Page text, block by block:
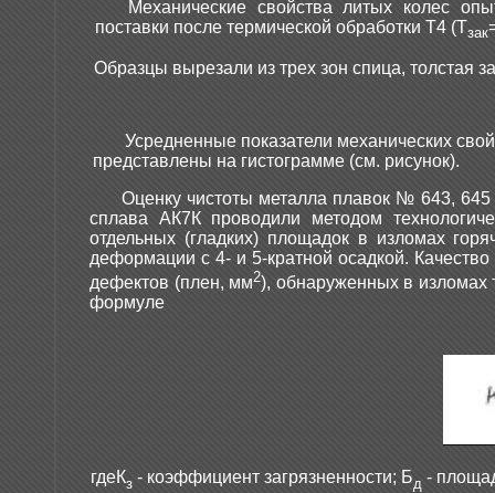
Механические свойства литых колес
поставки после термической обработки Т4 (Тзак
Образцы вырезали из трех зон спица, толстая
Усредненные показатели механических
представлены на гистограмме (см. рисунок).
Оценку чистоты металла плавок № 643,
сплава АК7К проводили методом
отдельных (гладких) площадок в изломах
деформации с 4- и 5-кратной осадкой.
дефектов (плен, мм2), обнаруженных в изломах
формуле
гдеКз - коэффициент загрязненности; Бд -